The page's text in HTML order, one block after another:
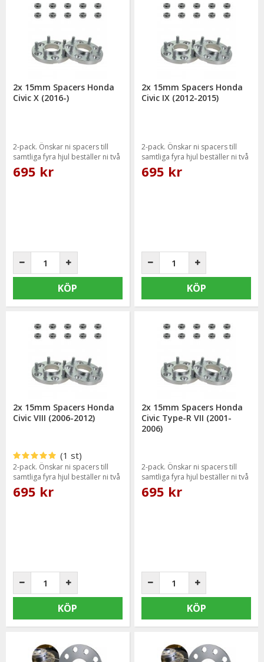
2x 15mm Spacers Honda
Civic X (2016-)
2-pack. Önskar ni spacers till
samtliga fyra hjul beställer ni två
paket.
695 kr
KÖP
2x 15mm Spacers Honda
Civic IX (2012-2015)
2-pack. Önskar ni spacers till
samtliga fyra hjul beställer ni två
paket.
695 kr
KÖP
2x 15mm Spacers Honda
Civic VIII (2006-2012)
(1 st)
2-pack. Önskar ni spacers till
samtliga fyra hjul beställer ni två
paket.
695 kr
KÖP
2x 15mm Spacers Honda
Civic Type-R VII (2001-
2006)
2-pack. Önskar ni spacers till
samtliga fyra hjul beställer ni två
paket.
695 kr
KÖP